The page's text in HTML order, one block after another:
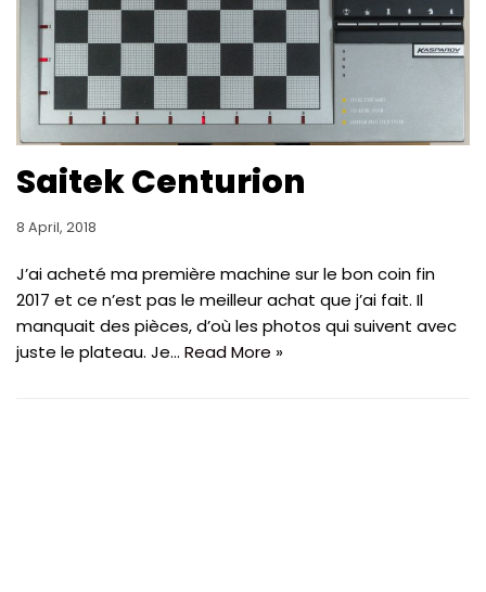
Saitek Centurion
8 April, 2018
J’ai acheté ma première machine sur le bon coin fin
2017 et ce n’est pas le meilleur achat que j’ai fait. Il
manquait des pièces, d’où les photos qui suivent avec
juste le plateau. Je… Read More »